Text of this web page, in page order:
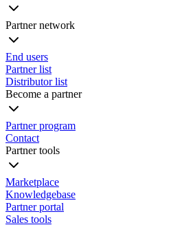
Partner network
End users
Partner list
Distributor list
Become a partner
Partner program
Contact
Partner tools
Marketplace
Knowledgebase
Partner portal
Sales tools